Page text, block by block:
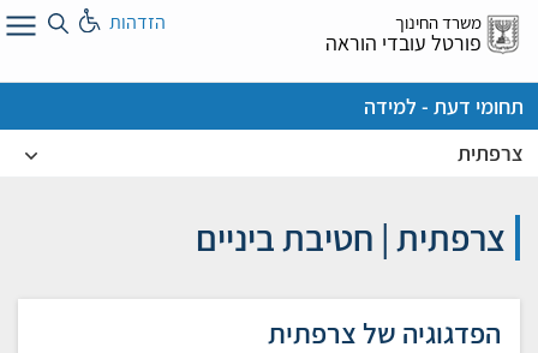
דלג
אל
משרד החינוך
פורטל עובדי הוראה
הזדהות
תחומי דעת - למידה
צרפתית
צרפתית | חטיבת ביניים
הפדגוגיה של צרפתית